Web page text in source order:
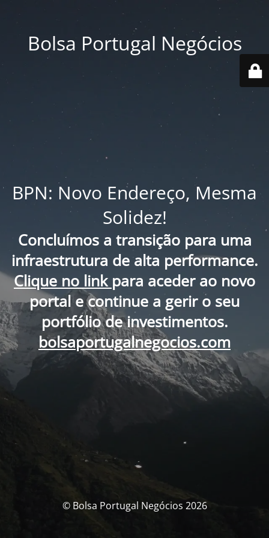
Bolsa Portugal Negócios
BPN: Novo Endereço, Mesma
Solidez!
Concluímos a transição para uma
infraestrutura de alta performance.
Clique no link para aceder ao novo
portal e continue a gerir o seu
portfólio de investimentos.
bolsaportugalnegocios.com
© Bolsa Portugal Negócios 2026